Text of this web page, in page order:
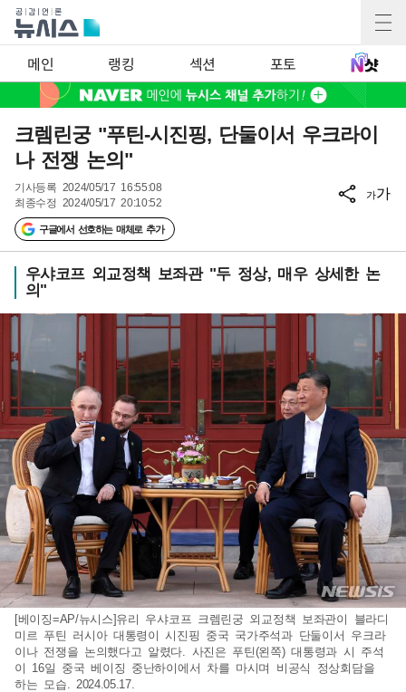
메인 랭킹 섹션 포토
크렘린궁 "푸틴-시진핑, 단둘이서 우크라이
나 전쟁 논의"
기사등록 2024/05/17 16:55:08
최종수정 2024/05/17 20:10:52
구글에서 선호하는 매체로 추가
가가
우샤코프 외교정책 보좌관 "두 정상, 매우 상세한 논
의"
[베이징=AP/뉴시스]유리 우샤코프 크렘린궁 외교정책 보좌관이 블라디
미르 푸틴 러시아 대통령이 시진핑 중국 국가주석과 단둘이서 우크라
이나 전쟁을 논의했다고 알렸다. 사진은 푸틴(왼쪽) 대통령과 시 주석
이 16일 중국 베이징 중난하이에서 차를 마시며 비공식 정상회담을
하는 모습. 2024.05.17.